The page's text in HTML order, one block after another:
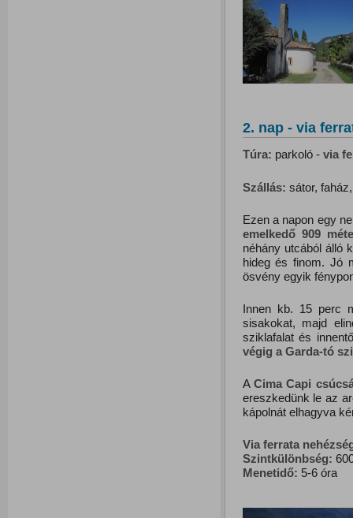
2. nap - via
Túra: parkoló - via
Szállás: sátor,
Ezen a napon egy
emelkedő 909
néhány utcából álló
hideg és finom. Jó
ösvény egyik
Innen kb. 15 perc
sisakokat, majd
sziklafalat és
végig a Garda-tó
A Cima Capi
ereszkedünk le az
kápolnát elhagyva
Via ferrata
Szintkülönbség:
Menetidő: 5-6 óra